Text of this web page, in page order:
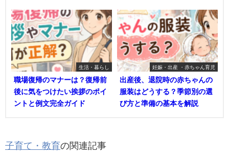
生活・暮らし
職場復帰のマナーは？復帰前
後に気をつけたい挨拶のポイ
ントと例文完全ガイド
妊娠・出産 ・赤ちゃん育児
出産後、退院時の赤ちゃんの
服装はどうする？季節別の選
び方と準備の基本を解説
子育て・教育の関連記事